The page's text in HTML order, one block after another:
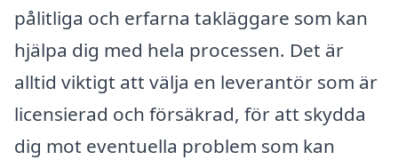
pålitliga och erfarna takläggare som kan
hjälpa dig med hela processen. Det är
alltid viktigt att välja en leverantör som är
licensierad och försäkrad, för att skydda
dig mot eventuella problem som kan